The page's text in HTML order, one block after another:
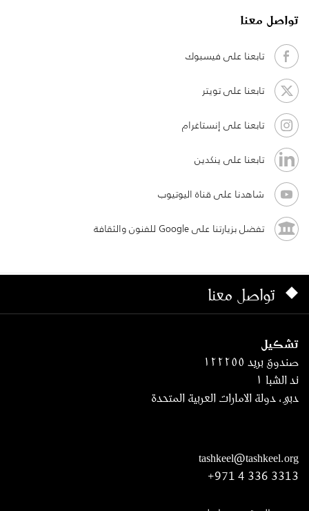
تواصل معنا
تابعنا على فيسبوك
تابعنا على تويتر
تابعنا على إنستاغرام
تابعنا على ينكدين
شاهدنا على قناة اليوتيوب
تفضل بزيارتنا على Google للفنون والثقافة
تواصل معنا
تشكيل
صندوق بريد ١٢٢٢٥٥
ند الشبا ١
دبي، دولة الامارات العربية المتحدة
tashkeel@tashkeel.org
+971 4 336 3313